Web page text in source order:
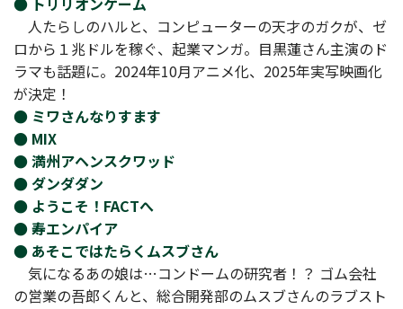
人たらしのハルと、コンピューターの天才のガクが、ゼ
ロから１兆ドルを稼ぐ、起業マンガ。目黒蓮さん主演のド
ラマも話題に。2024年10月アニメ化、2025年実写映画化
が決定！
● ミワさんなりすます
● MIX
● 満州アヘンスクワッド
● ダンダダン
● ようこそ！FACTへ
● 寿エンパイア
● あそこではたらくムスブさん
気になるあの娘は…コンドームの研究者！？ ゴム会社
の営業の吾郎くんと、総合開発部のムスブさんのラブスト